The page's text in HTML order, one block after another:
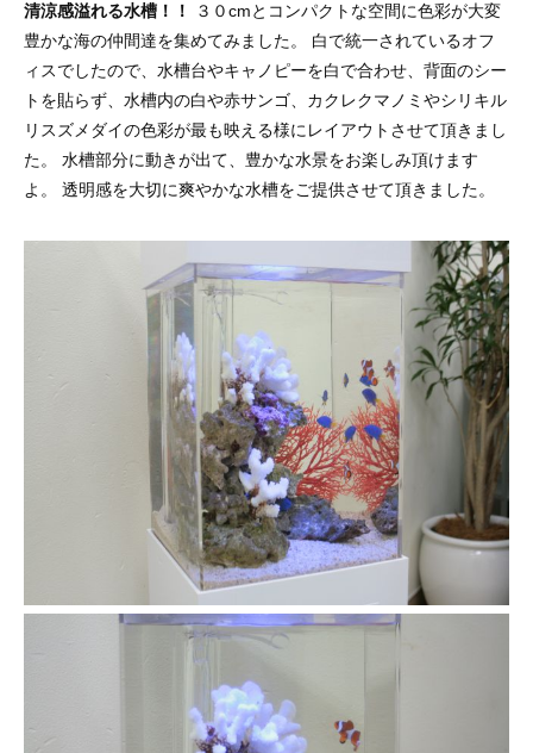
清涼感溢れる水槽！！
３０cmとコンパクトな空間に色彩が大変
豊かな海の仲間達を集めてみました。 白で統一されているオフ
ィスでしたので、水槽台やキャノピーを白で合わせ、背面のシー
トを貼らず、水槽内の白や赤サンゴ、カクレクマノミやシリキル
リスズメダイの色彩が最も映える様にレイアウトさせて頂きまし
た。 水槽部分に動きが出て、豊かな水景をお楽しみ頂けます
よ。 透明感を大切に爽やかな水槽をご提供させて頂きました。